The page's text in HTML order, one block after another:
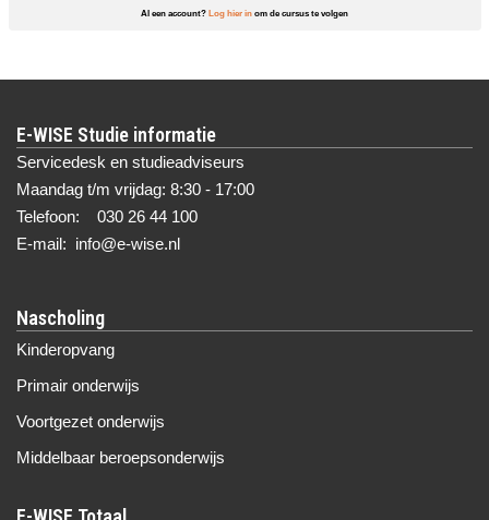
Al een account? Log hier in om de cursus te volgen
E-WISE Studie informatie
Servicedesk en studieadviseurs
Maandag t/m vrijdag: 8:30 - 17:00
Telefoon: 030 26 44 100
E-mail: info@e-wise.nl
Nascholing
Kinderopvang
Primair onderwijs
Voortgezet onderwijs
Middelbaar beroepsonderwijs